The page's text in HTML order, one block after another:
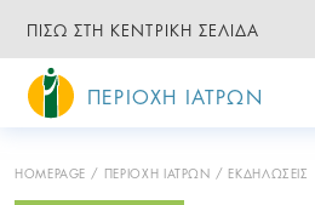
ΠΙΣΩ ΣΤΗ ΚΕΝΤΡΙΚΗ ΣΕΛΙΔΑ
ΠΕΡΙΟΧΗ ΙΑΤΡΩΝ
HOMEPAGE ΠΕΡΙΟΧΗ ΙΑΤΡΩΝ ΕΚΔΗΛΩΣΕΙΣ